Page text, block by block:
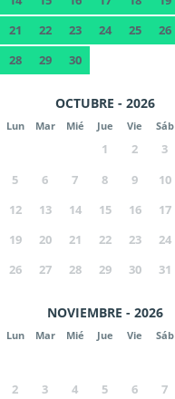
21
22 23 24 25 26
28
29 30
OCTUBRE - 2026
Lun Mar Mié Jue Vie Sáb
1 2 3
5
6 7 8 9 10
12
13 14 15 16 17
19
20 21 22 23 24
26
27 28 29 30 31
NOVIEMBRE - 2026
Lun Mar Mié Jue Vie Sáb
2
3 4 5 6 7